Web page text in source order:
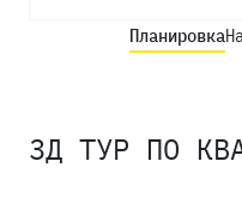
Планировка
3Д ТУР ПО